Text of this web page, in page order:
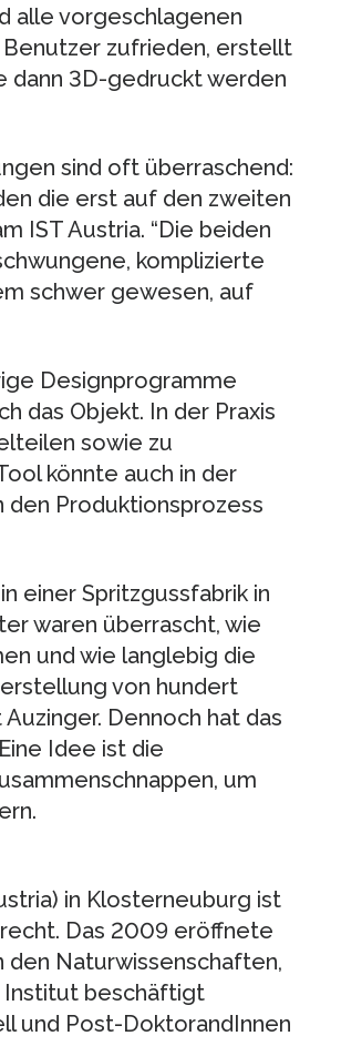
alle vorgeschlagenen
zufrieden, erstellt
dann 3D-gedruckt werden
sind oft überraschend:
die erst auf den zweiten
IST Austria. “Die beiden
komplizierte
schwer gewesen, auf
Designprogramme
das Objekt. In der Praxis
sowie zu
könnte auch in der
den Produktionsprozess
einer Spritzgussfabrik in
waren überrascht, wie
und wie langlebig die
von hundert
Dennoch hat das
Idee ist die
um
in Klosterneuburg ist
Das 2009 eröffnete
Naturwissenschaften,
Institut beschäftigt
und Post-DoktorandInnen